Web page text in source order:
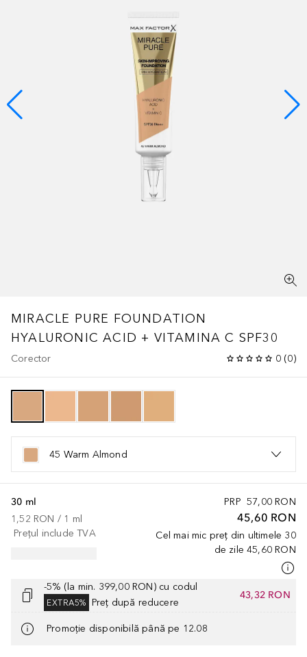
MIRACLE PURE FOUNDATION
HYALURONIC ACID + VITAMINA C SPF30
Corector 0 (0)
45 Warm Almond
PRP 57,00 RON
45,60 RON
Cel mai mic preț din ultimele 30
de zile 45,60 RON
30 ml
1,52 RON / 1 ml
Prețul include TVA
-5% (la min. 399,00 RON) cu codul
EXTRA5% Preț după reducere
43,32 RON
Promoție disponibilă până pe 12.08